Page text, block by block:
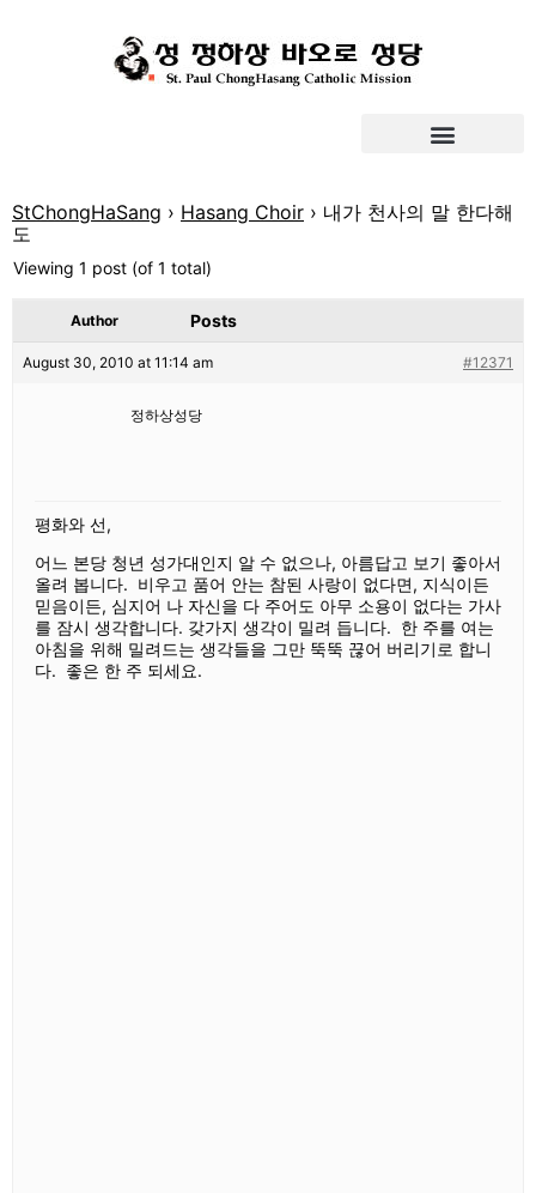
StChongHaSang › Hasang Choir › 내가 천사의 말 한다해
도
Viewing 1 post (of 1 total)
Author Posts
August 30, 2010 at 11:14 am #12371
정하상성당
평화와 선,
어느 본당 청년 성가대인지 알 수 없으나, 아름답고 보기 좋아서
올려 봅니다. 비우고 품어 안는 참된 사랑이 없다면, 지식이든
믿음이든, 심지어 나 자신을 다 주어도 아무 소용이 없다는 가사
를 잠시 생각합니다. 갖가지 생각이 밀려 듭니다. 한 주를 여는
아침을 위해 밀려드는 생각들을 그만 뚝뚝 끊어 버리기로 합니
다. 좋은 한 주 되세요.